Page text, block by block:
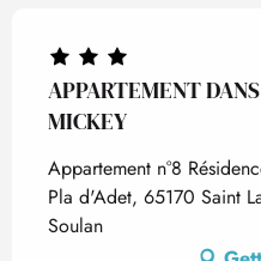
APPARTEMENT
MICKEY
Appartement n°8
Pla d'Adet, 65170 Saint
Soulan